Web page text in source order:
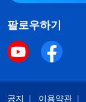
팔로우하기
공지 이용약관